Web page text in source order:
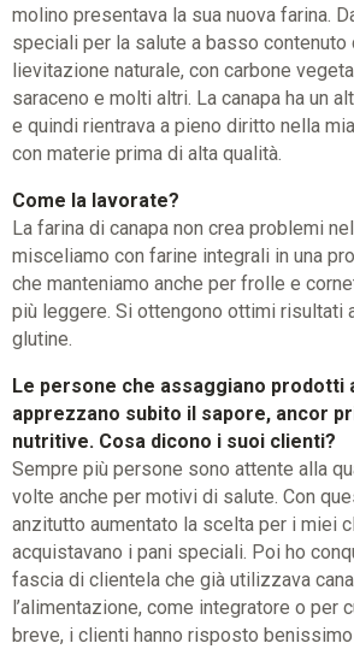
molino presentava la sua nuova farina.
speciali per la salute a basso contenuto
lievitazione naturale, con carbone
saraceno e molti altri. La canapa ha un
e quindi rientrava a pieno diritto nella
con materie prima di alta qualità.
Come la lavorate?
La farina di canapa non crea problemi
misceliamo con farine integrali in una
che manteniamo anche per frolle e
più leggere. Si ottengono ottimi risultati
glutine.
Le persone che assaggiano prodotti
apprezzano subito il sapore, ancor
nutritive. Cosa dicono i suoi clienti?
Sempre più persone sono attente alla
volte anche per motivi di salute. Con
anzitutto aumentato la scelta per i miei
acquistavano i pani speciali. Poi ho
fascia di clientela che già utilizzava
l’alimentazione, come integratore o per
breve, i clienti hanno risposto